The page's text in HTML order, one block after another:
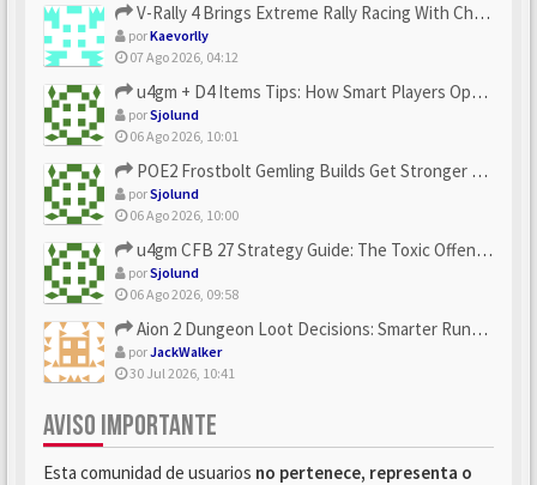
V-Rally 4 Brings Extreme Rally Racing With Challenging Track...
porKaevorlly
07 Ago 2026, 04:12
u4gm + D4 Items Tips: How Smart Players Optimize Gear, Build...
porSjolund
06 Ago 2026, 10:01
POE2 Frostbolt Gemling Builds Get Stronger With u4gm’s Ice C...
porSjolund
06 Ago 2026, 10:00
u4gm CFB 27 Strategy Guide: The Toxic Offensive Scheme Your ...
porSjolund
06 Ago 2026, 09:58
Aion 2 Dungeon Loot Decisions: Smarter Runs With U4N
porJackWalker
30 Jul 2026, 10:41
AVISO IMPORTANTE
Esta comunidad de usuarios no pertenece, representa o